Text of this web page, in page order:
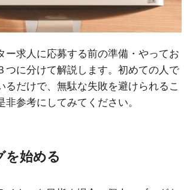
ー求人に応募する前の準備・やってお
つに分けて解説します。初めての人で
るだけで、無駄な失敗を避けられるこ
非参考にしてみてください。
を始める